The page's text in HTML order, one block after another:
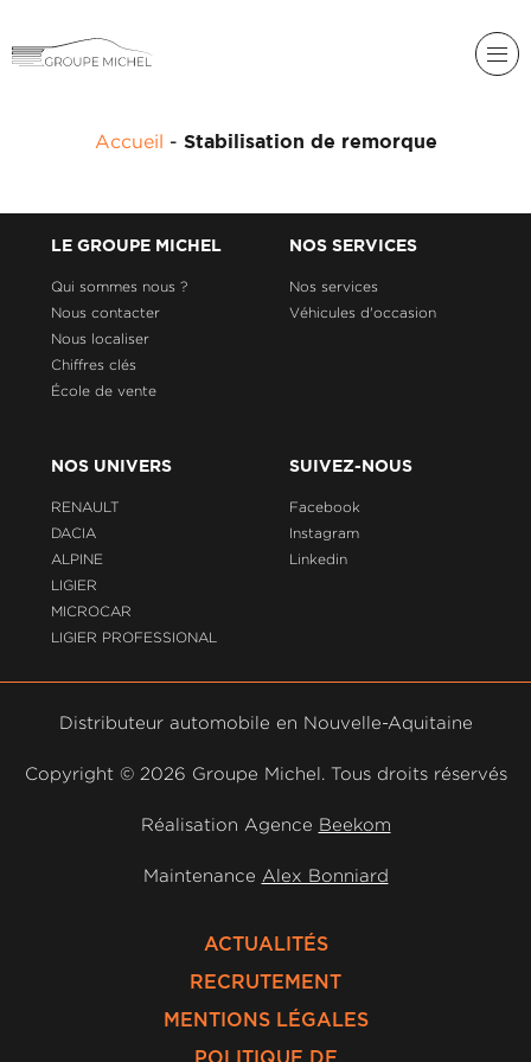
DACIA
LIGIER
MICROCAR
LIGIER
PROFESSIONAL
GROUPE
ACADÉMIE
HISTORIQUE
DU
MICHEL
Accueil - Stabilisation de remorque
LE GROUPE MICHEL
Qui sommes nous ?
Nous contacter
Nous localiser
Chiffres clés
École de vente
NOS SERVICES
Nos services
Véhicules d'occasion
NOS UNIVERS
RENAULT
DACIA
ALPINE
LIGIER
MICROCAR
LIGIER PROFESSIONAL
SUIVEZ-NOUS
Facebook
Instagram
Linkedin
Distributeur automobile en Nouvelle-Aquitaine
Copyright © 2026 Groupe Michel. Tous droits réservés
Réalisation Agence Beekom
Maintenance Alex Bonniard
ACTUALITÉS
RECRUTEMENT
MENTIONS LÉGALES